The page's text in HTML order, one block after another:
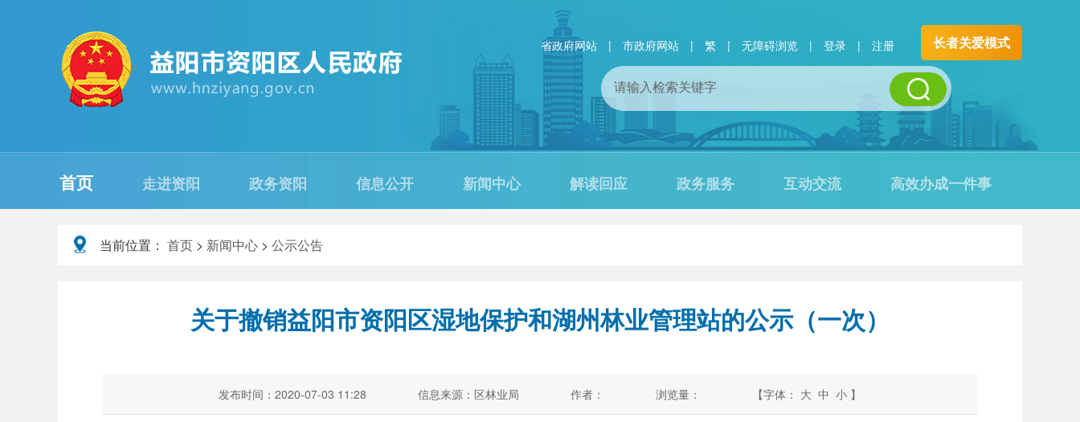
省政府网站 | 市政府网站 | 繁 | 无障碍浏览 | 登录 | 注册 长者关爱模式
首页 走进资阳 政务资阳 信息公开 新闻中心 解读回应 政务服务 互动交流 高效办成一件事
当前位置： 首页 > 新闻中心 > 公示公告
关于撤销益阳市资阳区湿地保护和湖州林业管理站的公示（一次）
发布时间：2020-07-03 11:28 信息来源：区林业局 作者： 浏览量： 【字体： 大 中 小 】